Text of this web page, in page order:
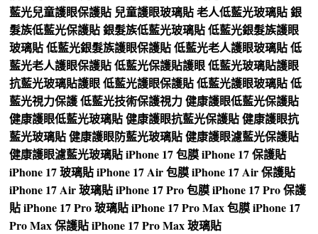
藍光兒童護眼保護貼 兒童護眼玻璃貼老人低藍光玻璃貼銀
髮族低藍光保護貼銀髮族低藍光玻璃貼低藍光銀髮族護眼
玻璃貼低藍光銀髮族護眼保護貼低藍光老人護眼玻璃貼低
藍光老人護眼保護貼低藍光保護貼護眼低藍光玻璃貼護眼
抗藍光玻璃貼護眼低藍光護眼保護貼低藍光護眼玻璃貼低
藍光視力保護低藍光技術保護視力健康護眼低藍光保護貼
健康護眼低藍光玻璃貼健康護眼抗藍光保護貼健康護眼抗
藍光玻璃貼健康護眼防藍光玻璃貼健康護眼濾藍光保護貼
健康護眼濾藍光玻璃貼iPhone 17 包膜iPhone 17 保護貼
iPhone 17 玻璃貼iPhone 17 Air 包膜iPhone 17 Air 保護貼
iPhone 17 Air 玻璃貼iPhone 17 Pro 包膜iPhone 17 Pro 保護
貼iPhone 17 Pro 玻璃貼iPhone 17 Pro Max 包膜iPhone 17
Pro Max 保護貼iPhone 17 Pro Max 玻璃貼